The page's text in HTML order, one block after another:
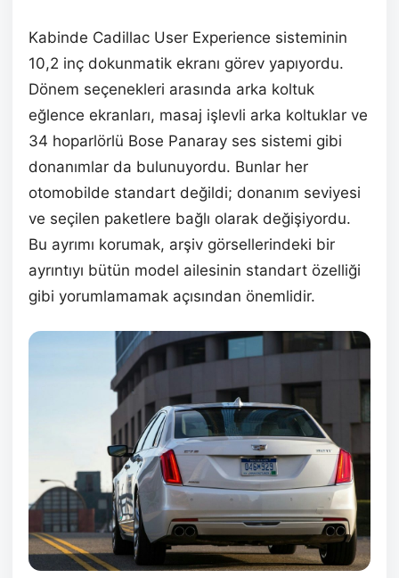
Kabinde Cadillac User Experience sisteminin
10,2 inç dokunmatik ekranı görev yapıyordu.
Dönem seçenekleri arasında arka koltuk
eğlence ekranları, masaj işlevli arka koltuklar ve
34 hoparlörlü Bose Panaray ses sistemi gibi
donanımlar da bulunuyordu. Bunlar her
otomobilde standart değildi; donanım seviyesi
ve seçilen paketlere bağlı olarak değişiyordu.
Bu ayrımı korumak, arşiv görsellerindeki bir
ayrıntıyı bütün model ailesinin standart özelliği
gibi yorumlamamak açısından önemlidir.